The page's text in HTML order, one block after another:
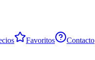
Favoritos Contacto